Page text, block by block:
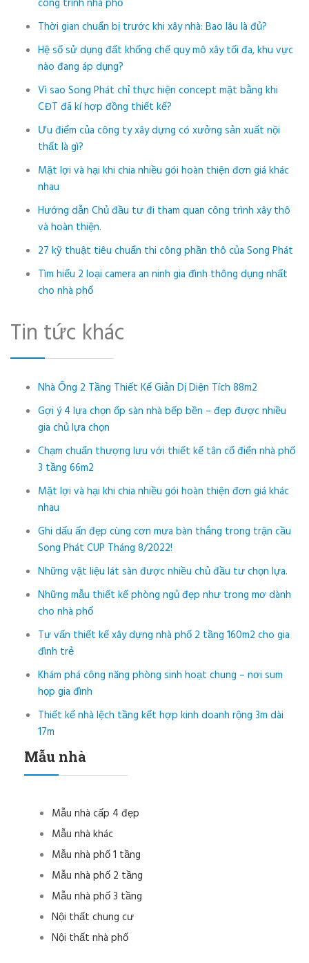
công trình nhà phố
Thời gian chuẩn bị trước khi xây nhà: Bao lâu là đủ?
Hệ số sử dụng đất khống chế quy mô xây tối đa, khu vực
nào đang áp dụng?
Vì sao Song Phát chỉ thực hiện concept mặt bằng khi
CĐT đã kí hợp đồng thiết kế?
Ưu điểm của công ty xây dựng có xưởng sản xuất nội
thất là gì?
Mặt lợi và hại khi chia nhiều gói hoàn thiện đơn giá khác
nhau
Hướng dẫn Chủ đầu tư đi tham quan công trình xây thô
và hoàn thiện.
27 kỹ thuật tiêu chuẩn thi công phần thô của Song Phát
Tìm hiểu 2 loại camera an ninh gia đình thông dụng nhất
cho nhà phố
Tin tức khác
Nhà Ống 2 Tầng Thiết Kế Giản Dị Diện Tích 88m2
Gợi ý 4 lựa chọn ốp sàn nhà bếp bền – đẹp được nhiều
gia chủ lựa chọn
Chạm chuẩn thượng lưu với thiết kế tân cổ điển nhà phố
3 tầng 66m2
Mặt lợi và hại khi chia nhiều gói hoàn thiện đơn giá khác
nhau
Ghi dấu ấn đẹp cùng cơn mưa bàn thắng trong trận cầu
Song Phát CUP Tháng 8/2022!
Những vật liệu lát sàn được nhiều chủ đầu tư chọn lựa.
Những mẫu thiết kế phòng ngủ đẹp như trong mơ dành
cho nhà phố
Tư vấn thiết kế xây dựng nhà phố 2 tầng 160m2 cho gia
đình trẻ
Khám phá công năng phòng sinh hoạt chung – nơi sum
họp gia đình
Thiết kế nhà lệch tầng kết hợp kinh doanh rộng 3m dài
17m
Mẫu nhà
Mẫu nhà cấp 4 đẹp
Mẫu nhà khác
Mẫu nhà phố 1 tầng
Mẫu nhà phố 2 tầng
Mẫu nhà phố 3 tầng
Nội thất chung cư
Nội thất nhà phố